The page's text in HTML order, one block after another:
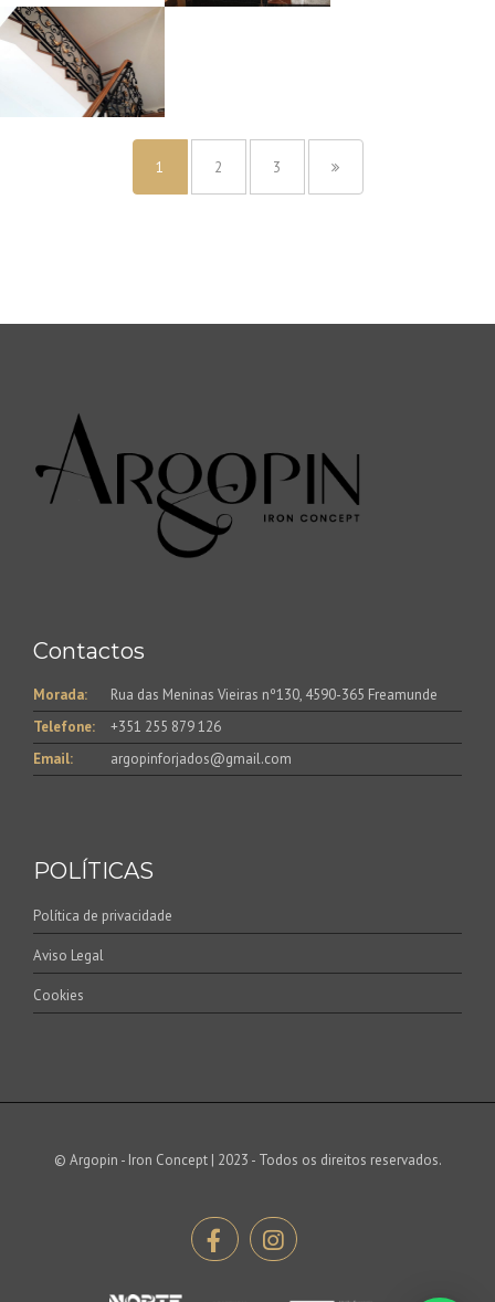
1 2 3
Contactos
Morada:
Rua das Meninas Vieiras nº130, 4590-365 Freamunde
Telefone:
+351 255 879 126
Email:
argopinforjados@gmail.com
POLÍTICAS
Política de privacidade
Aviso Legal
Cookies
© Argopin - Iron Concept | 2023 - Todos os direitos reservados.